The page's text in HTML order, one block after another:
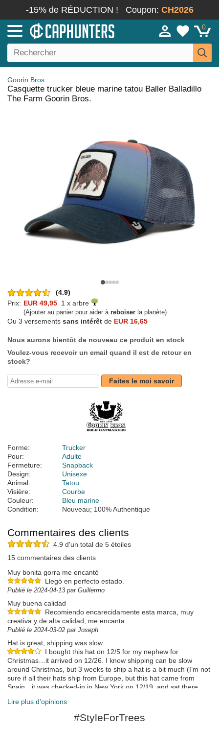
-15% de RÉDUCTION ! Coupon: CH2026
0
Goorin Bros.
Casquette trucker bleue marine tatou Baller Balladillo
The Farm Goorin Bros.
(4.9)
Prix: EUR 49,95 1 x arbre
(Ajouter au panier pour aider à reboiser la planète)
Ou 3 versements sans intérêt de EUR 16,65
Nous aurons bientôt de nouveau ce produit en stock
Voulez-vous recevoir un email quand il est de retour en
stock?
Faites le moi savoir
Forme:
Trucker
Pour:
Adulte
Fermeture:
Snapback
Design:
Unisexe
Animal:
Tatou
Visière:
Courbe
Couleur:
Bleu marine
Condition:
Nouveau; 100% Authentique
Commentaires des clients
4.9 d'un total de 5 étoiles
15 commentaires des clients
Muy bonita gorra me encantó
Llegó en perfecto estado.
Publié le 2024-04-13 par Guillermo
Muy buena calidad
Recomiendo encarecidamente esta marca, muy
creativa y de alta calidad, me encanta
Publié le 2024-03-02 par Joseph
Hat is great, shipping was slow.
I bought this hat on 12/5 for my nephew for
Christmas…it arrived on 12/26. I know shipping can be slow
around Christmas, but 3 weeks to ship a hat is a bit much (I’m not
sure if all their hats ship from Europe, but this hat came from
Spain…it was checked-in in New York on 12/19, and sat there
well made, fun design/colors, I think my nephew will love it.
Publié le 2023-12-27 par Sara
Lire plus d'opinions
#StyleForTrees